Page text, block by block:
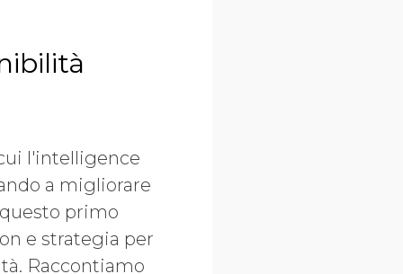
l'intelligence
a migliorare
primo
e strategia per
Raccontiamo